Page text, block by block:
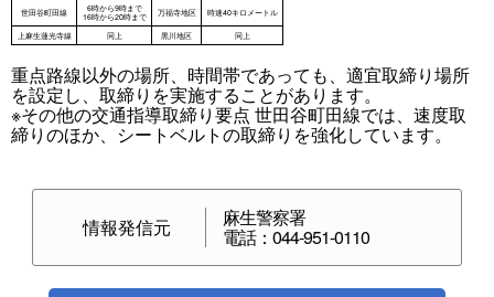
重点路線以外の場所、時間帯であっても、適宜取締り場所
を設定し、取締りを実施することがあります。
※その他の交通指導取締り要点 世田谷町田線では、速度取
締りのほか、シートベルトの取締りを強化しています。
情報発信元 麻生警察署
電話：044-951-0110